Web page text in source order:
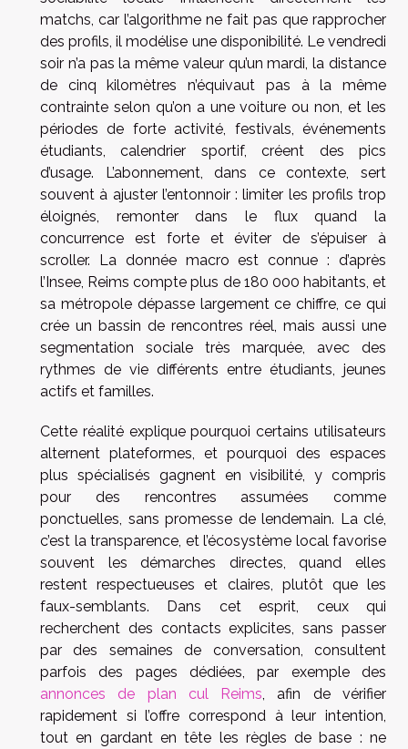
matchs, car l’algorithme ne fait pas que rapprocher
des profils, il modélise une disponibilité. Le vendredi
soir n’a pas la même valeur qu’un mardi, la distance
de cinq kilomètres n’équivaut pas à la même
contrainte selon qu’on a une voiture ou non, et les
périodes de forte activité, festivals, événements
étudiants, calendrier sportif, créent des pics
d’usage. L’abonnement, dans ce contexte, sert
souvent à ajuster l’entonnoir : limiter les profils trop
éloignés, remonter dans le flux quand la
concurrence est forte et éviter de s’épuiser à
scroller. La donnée macro est connue : d’après
l’Insee, Reims compte plus de 180 000 habitants, et
sa métropole dépasse largement ce chiffre, ce qui
crée un bassin de rencontres réel, mais aussi une
segmentation sociale très marquée, avec des
rythmes de vie différents entre étudiants, jeunes
actifs et familles.
Cette réalité explique pourquoi certains utilisateurs
alternent plateformes, et pourquoi des espaces
plus spécialisés gagnent en visibilité, y compris
pour des rencontres assumées comme
ponctuelles, sans promesse de lendemain. La clé,
c’est la transparence, et l’écosystème local favorise
souvent les démarches directes, quand elles
restent respectueuses et claires, plutôt que les
faux-semblants. Dans cet esprit, ceux qui
recherchent des contacts explicites, sans passer
par des semaines de conversation, consultent
parfois des pages dédiées, par exemple des
annonces de plan cul Reims , afin de vérifier
rapidement si l’offre correspond à leur intention,
tout en gardant en tête les règles de base : ne